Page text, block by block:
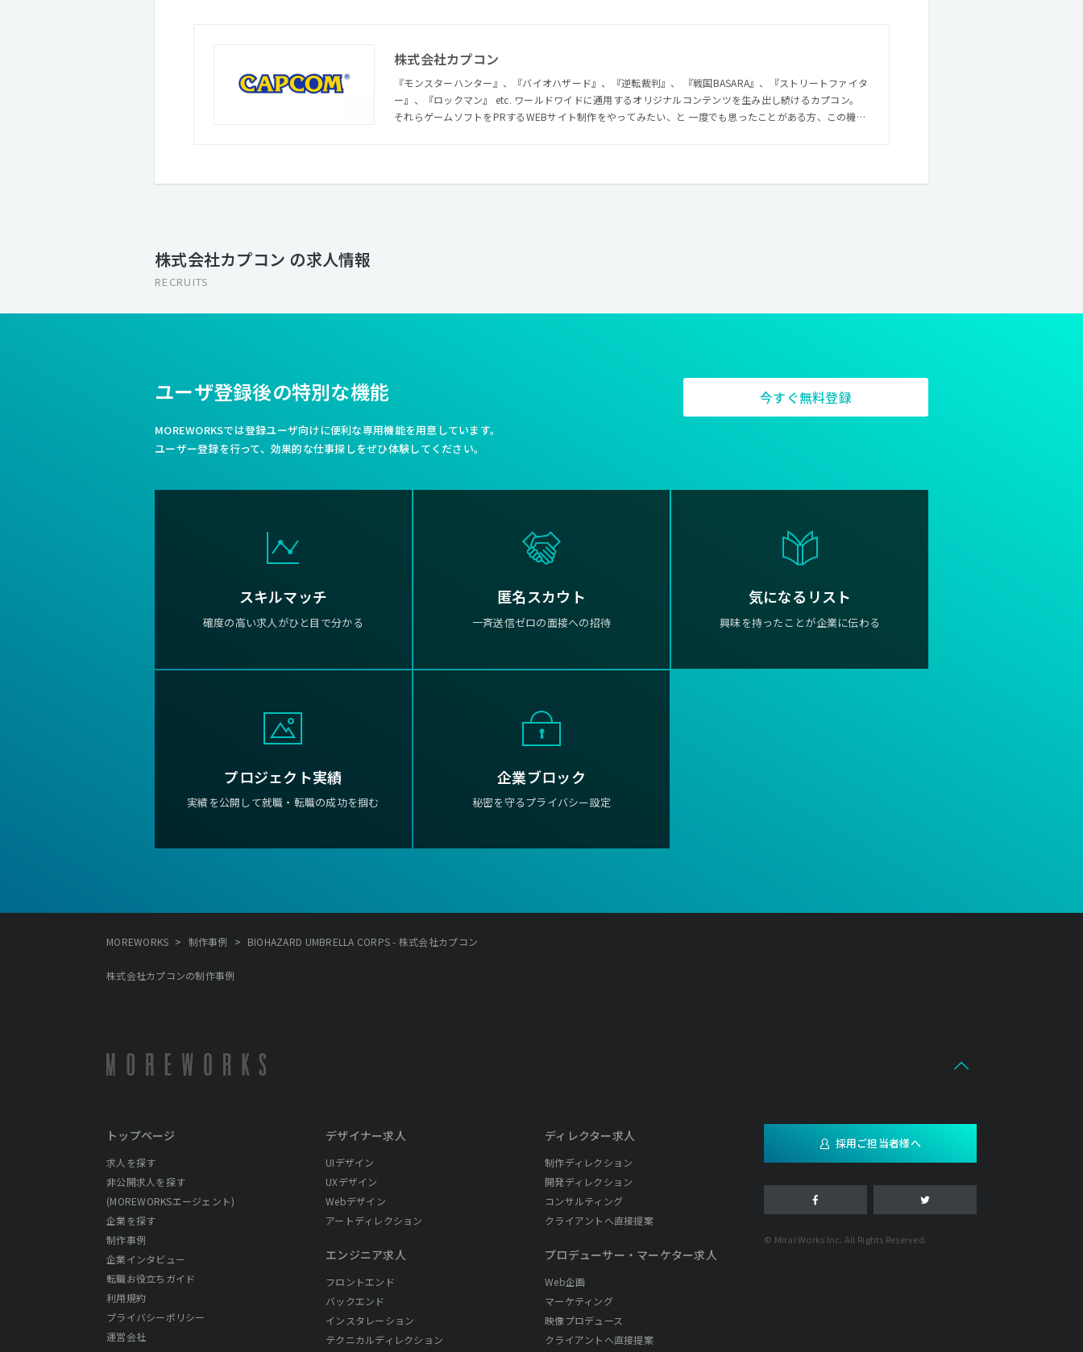
株式会社カプコン
『モンスターハンター』、『バイオハザード』、『逆転裁判』、 『戦国BASARA』、『ストリートファイタ
ー』、『ロックマン』 etc. ワールドワイドに通用するオリジナルコンテンツを生み出し続けるカプコン。
それらゲームソフトをPRするWEBサイト制作をやってみたい、と 一度でも思ったことがある方、この機会
株式会社カプコン の求人情報
RECRUITS
ユーザ登録後の特別な機能
MOREWORKSでは登録ユーザ向けに便利な専用機能を用意しています。
ユーザー登録を行って、効果的な仕事探しをぜひ体験してください。
今すぐ無料登録
スキルマッチ
確度の高い求人がひと目で分かる
匿名スカウト
一斉送信ゼロの面接への招待
気になるリスト
興味を持ったことが企業に伝わる
プロジェクト実績
実績を公開して就職・転職の成功を掴む
企業ブロック
秘密を守るプライバシー設定
MOREWORKS > 制作事例 > BIOHAZARD UMBRELLA CORPS - 株式会社カプコン
株式会社カプコンの制作事例
トップページ
求人を探す
非公開求人を探す
(MOREWORKSエージェント)
企業を探す
制作事例
企業インタビュー
転職お役立ちガイド
利用規約
プライバシーポリシー
運営会社
デザイナー求人
UIデザイン
UXデザイン
Webデザイン
アートディレクション
エンジニア求人
フロントエンド
バックエンド
インスタレーション
テクニカルディレクション
ディレクター求人
制作ディレクション
開発ディレクション
コンサルティング
クライアントへ直接提案
プロデューサー・ マーケター求人
Web企画
マーケティング
映像プロデュース
クライアントへ直接提案
採用ご担当者様へ
© Mirai Works Inc. All Rights Reserved.